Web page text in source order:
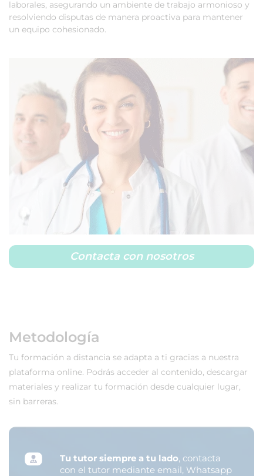
laborales, asegurando un ambiente de trabajo armonioso y
resolviendo disputas de manera proactiva para mantener
un equipo cohesionado.
Contacta con nosotros
Metodología
Tu formación a distancia se adapta a ti gracias a nuestra
plataforma online. Podrás acceder al contenido, descargar
materiales y realizar tu formación desde cualquier lugar,
sin barreras.
Tu tutor siempre a tu lado, contacta
con el tutor mediante email, Whatsapp